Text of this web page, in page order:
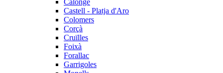
Calonge
Castell - Platja d'Aro
Colomers
Corçà
Cruïlles
Foixà
Forallac
Garrigoles